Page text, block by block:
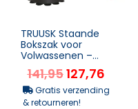
TRUUSK Staande
Bokszak voor
Volwassenen –
Inclusief 12oz
Handschoenen –
Speedball –...
141,95127,76
Gratis verzending
& retourneren!